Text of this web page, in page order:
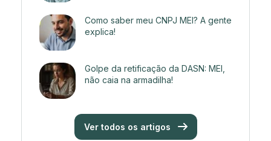
Como saber meu CNPJ MEI? A gente
explica!
Golpe da retificação da DASN: MEI,
não caia na armadilha!
Ver todos os artigos